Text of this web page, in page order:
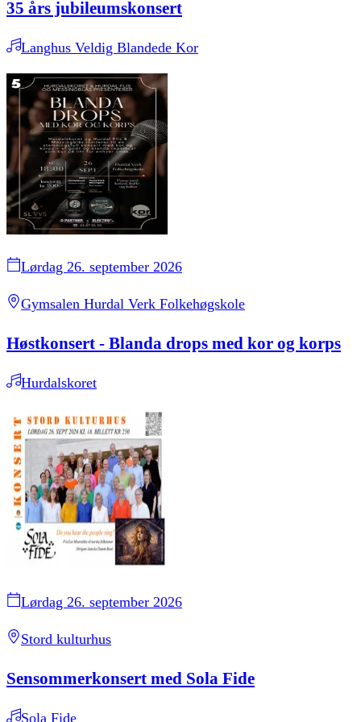
35 års jubileumskonsert
Langhus Veldig Blandede Kor
Lørdag 26. september 2026
Gymsalen Hurdal Verk Folkehøgskole
Høstkonsert - Blanda drops med kor og korps
Hurdalskoret
Lørdag 26. september 2026
Stord kulturhus
Sensommerkonsert med Sola Fide
Sola Fide